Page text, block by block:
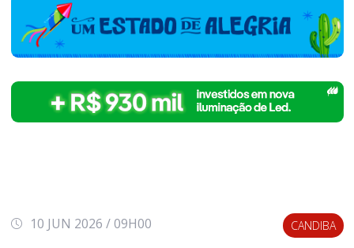
10 JUN 2026 / 09H00 CANDIBA